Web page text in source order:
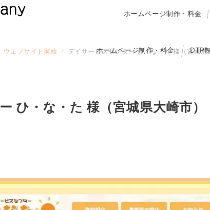
ホームページ制作・料金 DTP
ホームページ制作・料金
ウェブサイト実績 デイサービスセンター ひ・な・た 様（宮城県
ひ・な・た 様（宮城県大崎市）